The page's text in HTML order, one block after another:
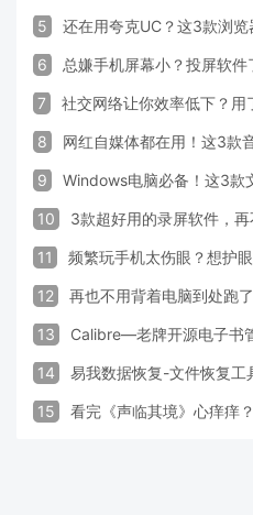
5 还在用夸克UC？这3款浏览
6 总嫌手机屏幕小？投屏软件
7 社交网络让你效率低下？用
8 网红自媒体都在用！这3款
9 Windows电脑必备！这3款
10 3款超好用的录屏软件，再
11 频繁玩手机太伤眼？想护
12 再也不用背着电脑到处跑
13 Calibre—老牌开源电子书
14 易我数据恢复-文件恢复工
15 看完《声临其境》心痒痒